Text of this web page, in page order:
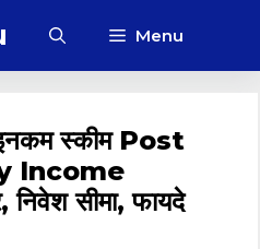
Menu
स्कीम Post
Income
सीमा, फायदे